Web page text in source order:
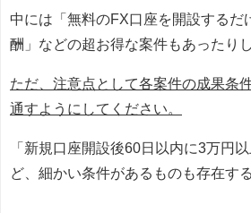
中には「無料のFX口座を開設するだ
酬」などの超お得な案件もあったりし
ただ、注意点として各案件の成果条
通すようにしてください。
「新規口座開設後60日以内に3万円
ど、細かい条件があるものも存在する